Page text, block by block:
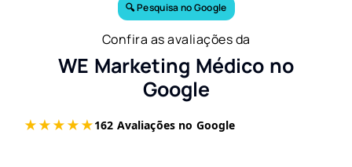
🔍 Pesquisa no Google
Confira as avaliações da
WE Marketing Médico no
Google